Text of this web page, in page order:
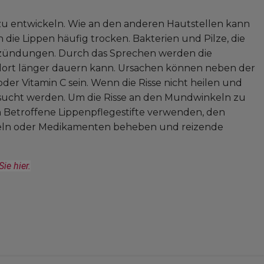
entwickeln. Wie an den anderen Hautstellen kann
Lippen häufig trocken. Bakterien und Pilze, die
Durch das Sprechen werden die
länger dauern kann. Ursachen können neben der
Vitamin C sein. Wenn die Risse nicht heilen und
werden. Um die Risse an den Mundwinkeln zu
Lippenpflegestifte verwenden, den
oder Medikamenten beheben und reizende
hier.